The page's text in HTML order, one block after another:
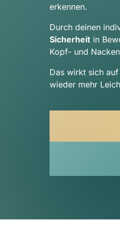
erkennen.
Sicherheit in
Kopf- und
Das wirkt sich
wieder mehr